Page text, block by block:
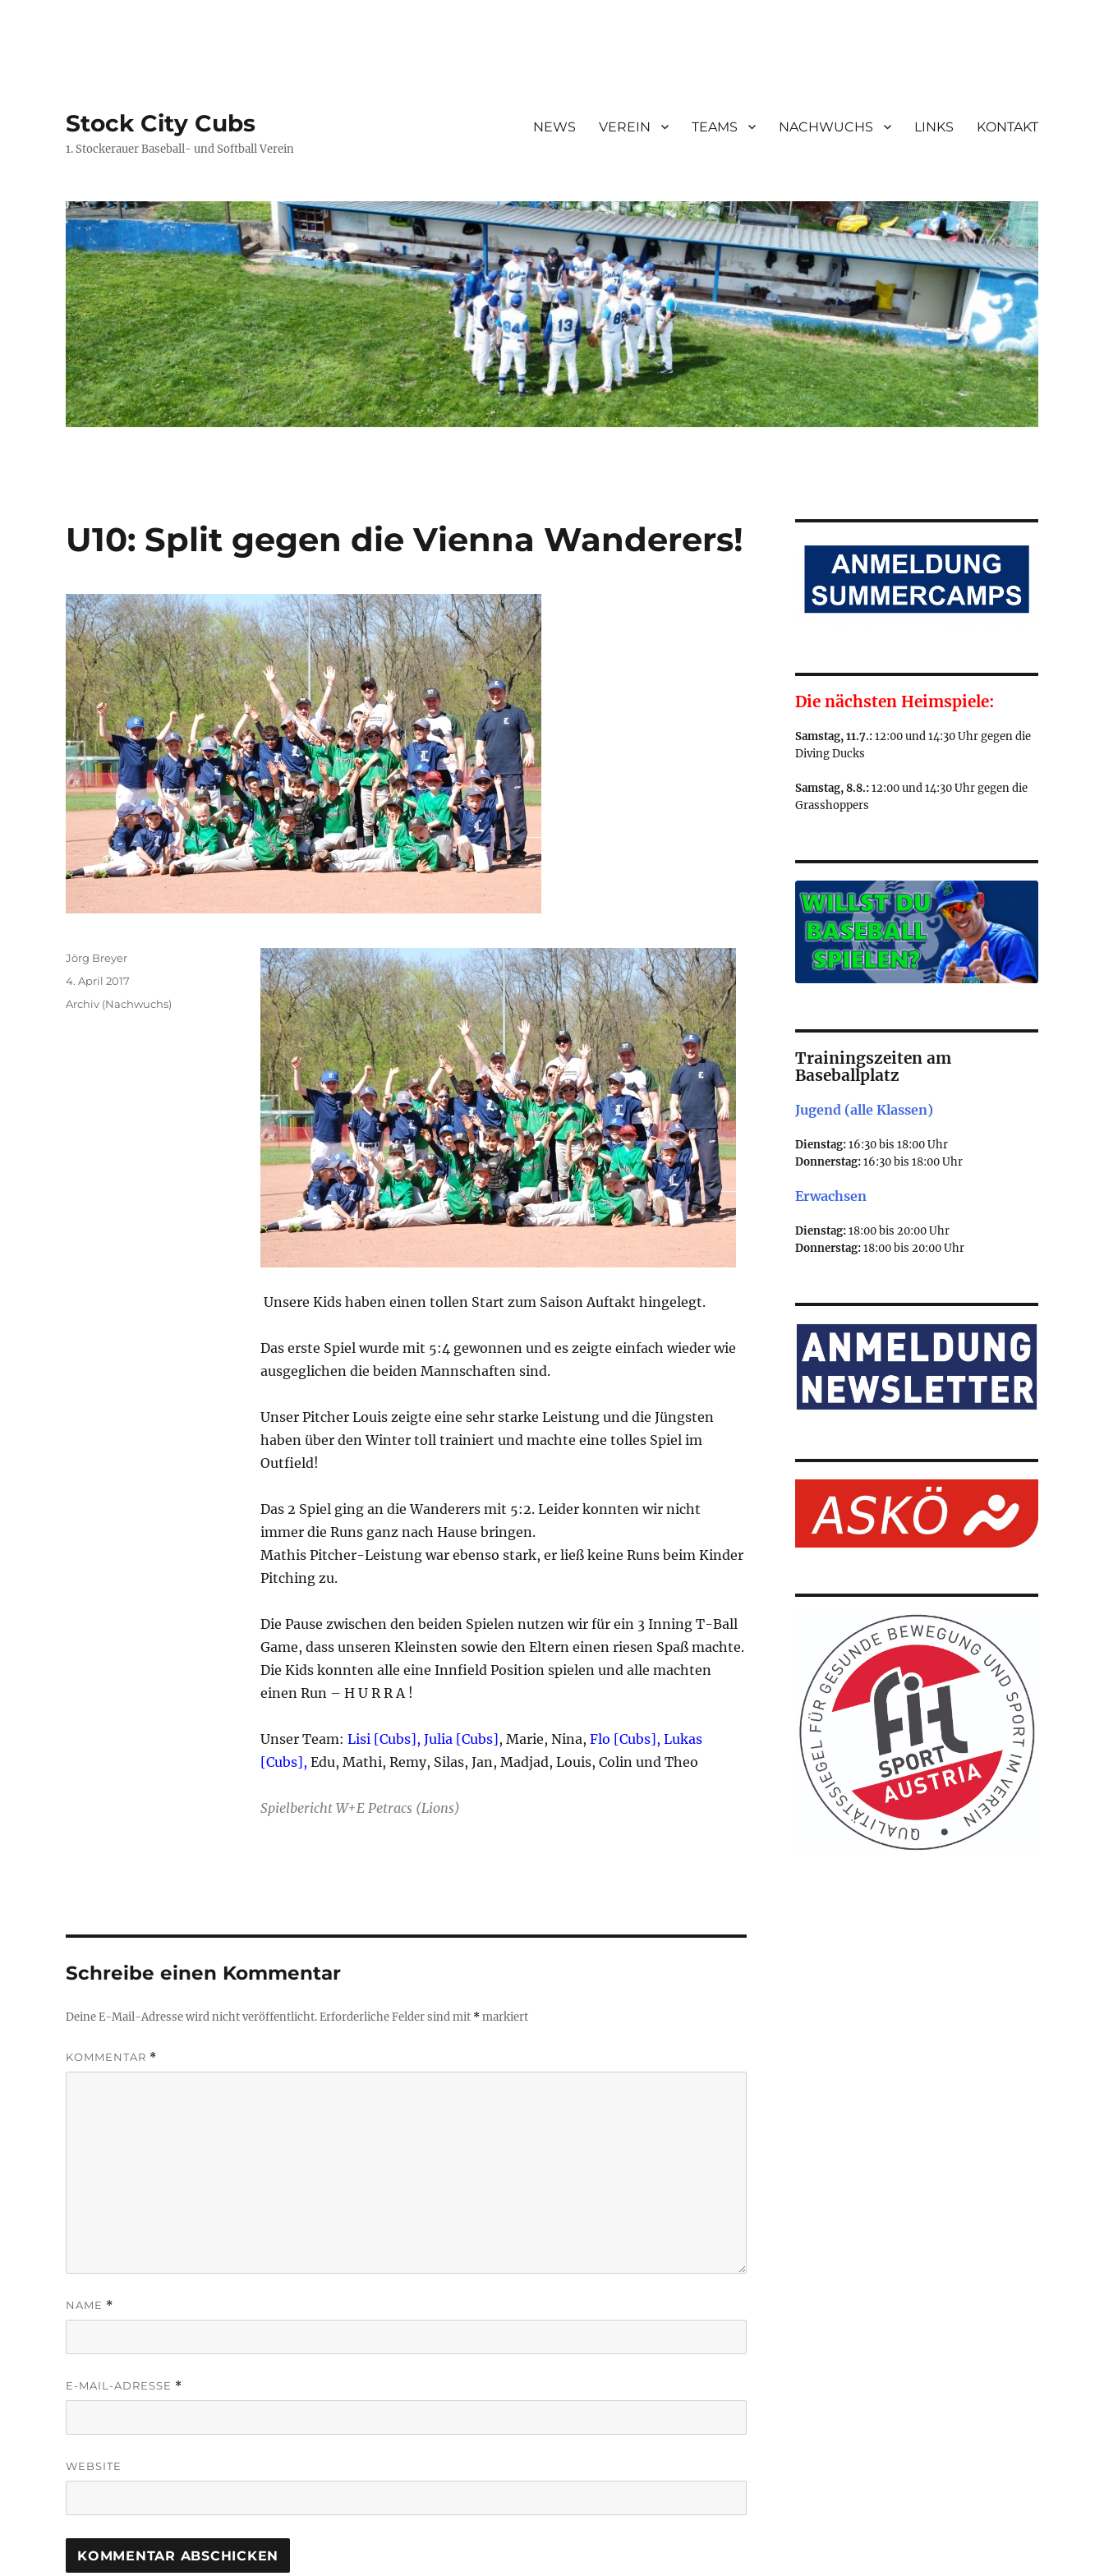
Stock City Cubs
1. Stockerauer Baseball- und Softball Verein
NEWS VEREIN TEAMS NACHWUCHS LINKS KONTAKT
U10: Split gegen die Vienna Wanderers!
Unsere Kids haben einen tollen Start zum Saison Auftakt hingelegt.
Das erste Spiel wurde mit 5:4 gewonnen und es zeigte einfach wieder wie
ausgeglichen die beiden Mannschaften sind.
Unser Pitcher Louis zeigte eine sehr starke Leistung und die Jüngsten
haben über den Winter toll trainiert und machte eine tolles Spiel im
Outfield!
Das 2 Spiel ging an die Wanderers mit 5:2. Leider konnten wir nicht
immer die Runs ganz nach Hause bringen.
Mathis Pitcher-Leistung war ebenso stark, er ließ keine Runs beim Kinder
Pitching zu.
Die Pause zwischen den beiden Spielen nutzen wir für ein 3 Inning T-Ball
Game, dass unseren Kleinsten sowie den Eltern einen riesen Spaß machte.
Die Kids konnten alle eine Innfield Position spielen und alle machten
einen Run – H U R R A !
Unser Team: Lisi [Cubs], Julia [Cubs], Marie, Nina, Flo [Cubs], Lukas
[Cubs], Edu, Mathi, Remy, Silas, Jan, Madjad, Louis, Colin und Theo
Spielbericht W+E Petracs (Lions)
Autor
Jörg Breyer
Veröffentlicht
4. April 2017
Kategorien
Archiv (Nachwuchs)
Schreibe einen Kommentar
Deine E-Mail-Adresse wird nicht veröffentlicht.Erforderliche Felder sind mit *markiert
KOMMENTAR *
NAME *
E-MAIL-ADRESSE *
WEBSITE
Die nächsten Heimspiele:
Samstag, 11.7.:12:00 und 14:30 Uhr gegen die
Diving Ducks
Samstag, 8.8.:12:00 und 14:30 Uhr gegen die
Grasshoppers
Trainingszeiten am
Baseballplatz
Jugend (alle Klassen)
Dienstag:16:30 bis 18:00 Uhr
Donnerstag:16:30 bis 18:00 Uhr
Erwachsen
Dienstag:18:00 bis 20:00 Uhr
Donnerstag:18:00 bis 20:00 Uhr